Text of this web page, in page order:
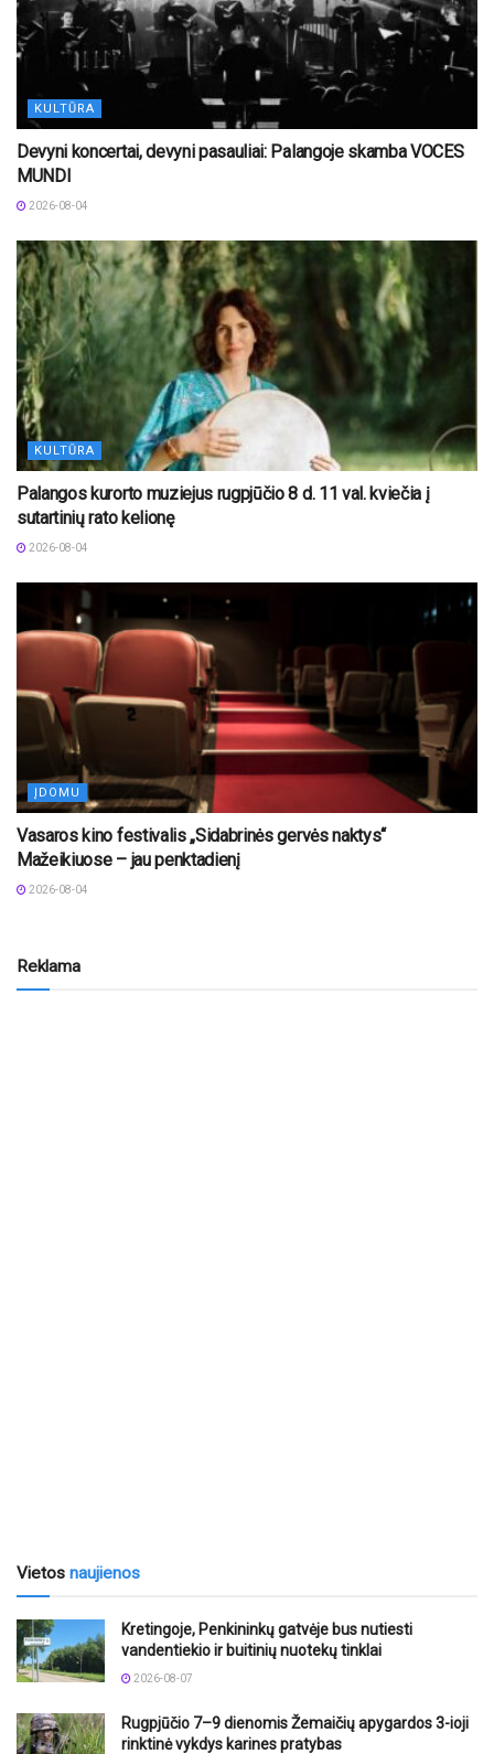
KULTŪRA
Devyni koncertai, devyni pasauliai: Palangoje skamba VOCES
MUNDI
2026-08-04
KULTŪRA
Palangos kurorto muziejus rugpjūčio 8 d. 11 val. kviečia į
sutartinių rato kelionę
2026-08-04
ĮDOMU
Vasaros kino festivalis „Sidabrinės gervės naktys“
Mažeikiuose – jau penktadienį
2026-08-04
Reklama
Vietos naujienos
Kretingoje, Penkininkų gatvėje bus nutiesti
vandentiekio ir buitinių nuotekų tinklai
2026-08-07
Rugpjūčio 7–9 dienomis Žemaičių apygardos 3-ioji
rinktinė vykdys karines pratybas